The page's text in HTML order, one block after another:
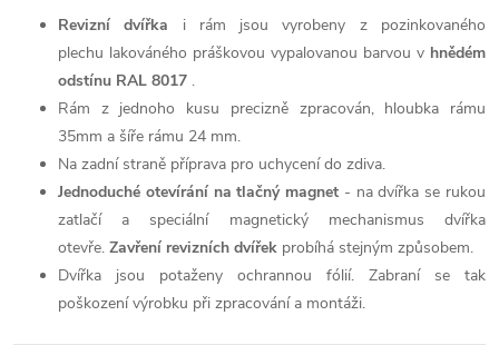
Revizní dvířka i rám jsou vyrobeny z pozinkovaného
plechu lakováného práškovou vypalovanou barvou v hnědém
odstínu RAL 8017 .
Rám z jednoho kusu precizně zpracován, hloubka rámu
35mm a šíře rámu 24 mm.
Na zadní straně příprava pro uchycení do zdiva.
Jednoduché otevírání na tlačný magnet - na dvířka se rukou
zatlačí a speciální magnetický mechanismus dvířka
otevře. Zavření revizních dvířek probíhá stejným způsobem.
Dvířka jsou potaženy ochrannou fólií. Zabraní se tak
poškození výrobku při zpracování a montáži.